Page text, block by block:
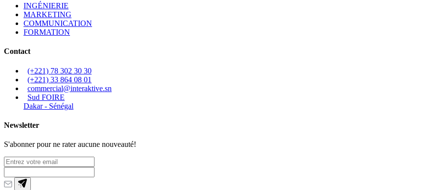
INGÉNIERIE
MARKETING
COMMUNICATION
FORMATION
Contact
(+221) 78 302 30 30
(+221) 33 864 08 01
commercial@interaktive.sn
Sud FOIRE
Dakar - Sénégal
Newsletter
S'abonner pour ne rater aucune nouveauté!